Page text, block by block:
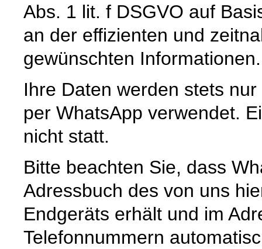
Abs. 1 lit. f DSGVO auf
an der effizienten und
gewünschten Informationen.
Ihre Daten werden stets
per WhatsApp verwendet.
nicht statt.
Bitte beachten Sie, dass
Adressbuch des von uns
Endgeräts erhält und im
Telefonnummern